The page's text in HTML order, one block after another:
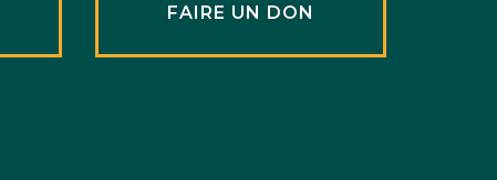
FAIRE UN DON